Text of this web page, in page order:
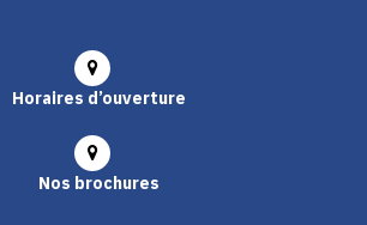
Horaires d’ouverture
Nos brochures